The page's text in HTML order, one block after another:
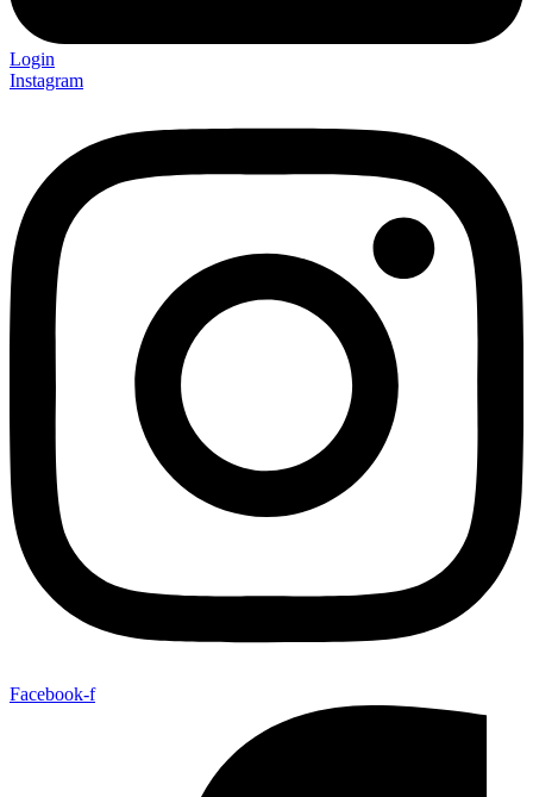
Login
Instagram
Facebook-f